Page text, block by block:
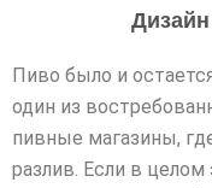
Пиво было и
один из
пивные магазины,
разлив. Если в целом